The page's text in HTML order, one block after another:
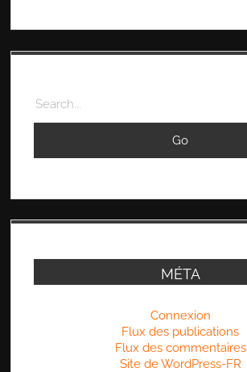
Search
MÉTA
Connexion
Flux des publications
Flux des commentaires
Site de WordPress-FR